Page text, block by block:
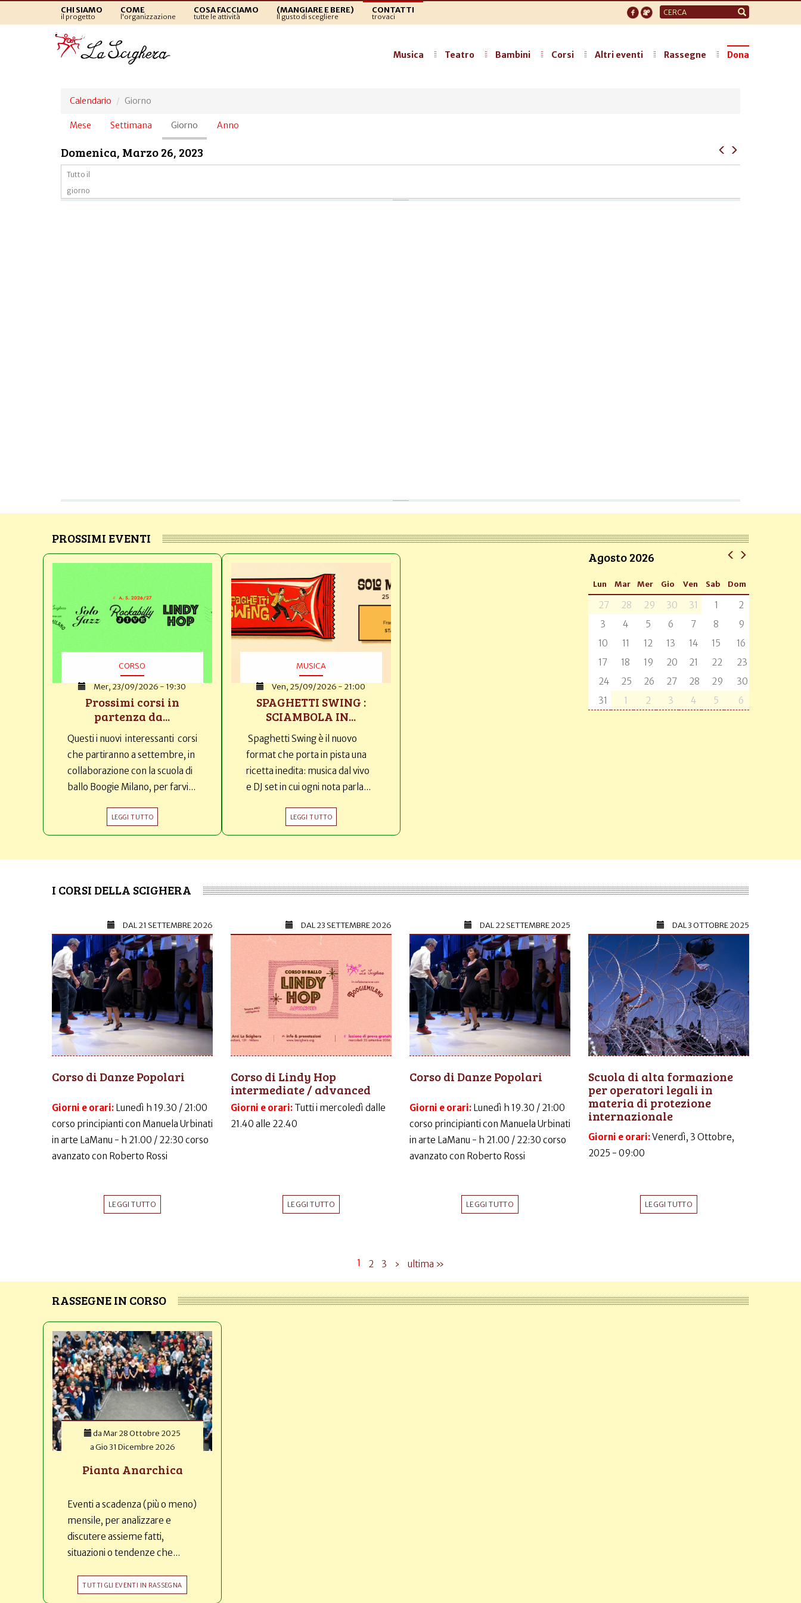
CHI SIAMO
il progetto
COME
l'organizzazione
COSA FACCIAMO
tutte le attività
(MANGIARE E BERE)
Il gusto di scegliere
CONTATTI
trovaci
Form
di
Musica Teatro Bambini Corsi Altri eventi Rassegne Dona
Calendario Giorno
Schede
Mese Settimana Giorno (scheda
attiva)
Anno
Domenica, Marzo 26, 2023
Tutto il
giorno
PROSSIMI EVENTI
CORSO
Mer, 23/09/2026 - 19:30
Prossimi corsi in
partenza da...
Questi i nuovi interessanti corsi
che partiranno a settembre, in
collaborazione con la scuola di
ballo Boogie Milano, per farvi...
LEGGI TUTTO
MUSICA
Ven, 25/09/2026 - 21:00
SPAGHETTI SWING :
SCIAMBOLA IN...
Spaghetti Swing è il nuovo
format che porta in pista una
ricetta inedita: musica dal vivo
e DJ set in cui ogni nota parla...
LEGGI TUTTO
Agosto 2026
Lun Mar Mer Gio Ven Sab Dom
27 28 29 30 31 1
2
3
4 5 6 7 8
9
10
11 12 13 14 15
16
17
18 19 20 21 22
23
24
25 26 27 28 29
30
31
1 2 3 4 5 6
I CORSI DELLA SCIGHERA
DAL21 SETTEMBRE 2026
Corso di Danze Popolari
Giorni e orari: Lunedì h 19.30 / 21:00
corso principianti con Manuela Urbinati
in arte LaManu - h 21.00 / 22:30 corso
avanzato con Roberto Rossi
LEGGI TUTTO
DAL23 SETTEMBRE 2026
Corso di Lindy Hop
intermediate / advanced
Giorni e orari: Tutti i mercoledì dalle
21.40 alle 22.40
LEGGI TUTTO
DAL22 SETTEMBRE 2025
Corso di Danze Popolari
Giorni e orari: Lunedì h 19.30 / 21:00
corso principianti con Manuela Urbinati
in arte LaManu - h 21.00 / 22:30 corso
avanzato con Roberto Rossi
LEGGI TUTTO
DAL3 OTTOBRE 2025
Scuola di alta formazione
per operatori legali in
materia di protezione
internazionale
Giorni e orari:Venerdì, 3 Ottobre,
2025 - 09:00
LEGGI TUTTO
1 2 3 › ultima »
RASSEGNE IN CORSO
da Mar 28 Ottobre 2025
aGio 31 Dicembre 2026
Pianta Anarchica
Eventi a scadenza (più o meno)
mensile, per analizzare e
discutere assieme fatti,
situazioni o tendenze che...
TUTTI GLI EVENTI IN RASSEGNA